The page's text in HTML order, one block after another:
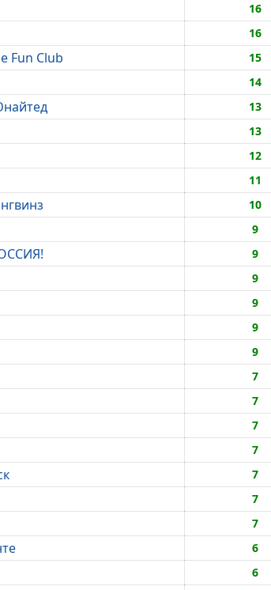
16
16
Fun Club 15
14
13
13
12
11
10
9
9
9
9
9
9
7
7
7
7
7
7
7
6
6